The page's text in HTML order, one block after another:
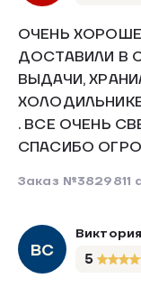
ОЧЕНЬ
ДОСТАВИЛИ В
ВЫДАЧИ,
. ВСЕ ОЧЕНЬ
СПАСИБО
Заказ №3829811
ВС 5